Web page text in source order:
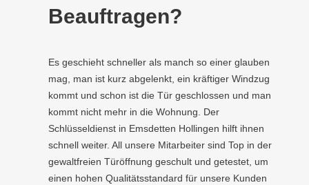
Beauftragen?
Es geschieht schneller als manch so einer glauben
mag, man ist kurz abgelenkt, ein kräftiger Windzug
kommt und schon ist die Tür geschlossen und man
kommt nicht mehr in die Wohnung. Der
Schlüsseldienst in Emsdetten Hollingen hilft ihnen
schnell weiter. All unsere Mitarbeiter sind Top in der
gewaltfreien Türöffnung geschult und getestet, um
einen hohen Qualitätsstandard für unsere Kunden